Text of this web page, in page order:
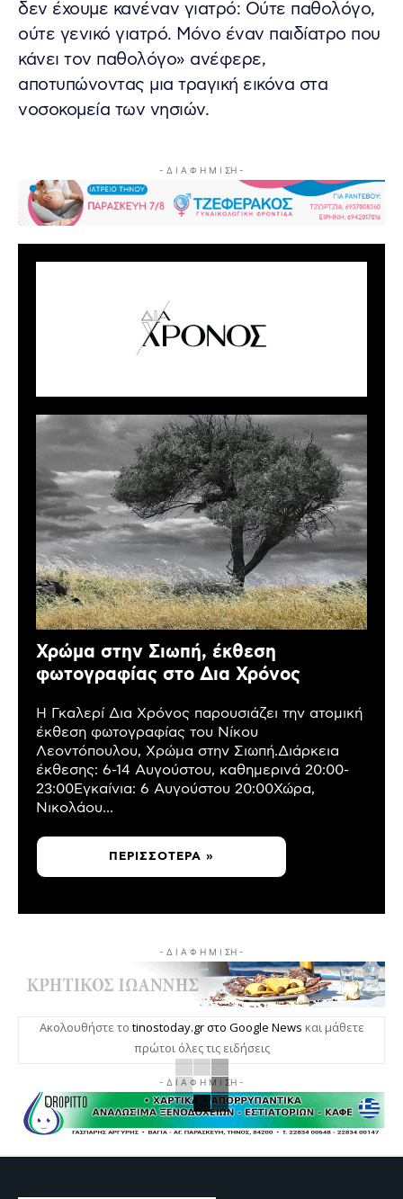
δεν έχουμε κανέναν γιατρό: Ούτε παθολόγο,
ούτε γενικό γιατρό. Μόνο έναν παιδίατρο που
κάνει τον παθολόγο» ανέφερε,
αποτυπώνοντας μια τραγική εικόνα στα
νοσοκομεία των νησιών.
- Δ Ι Α Φ Η Μ Ι ΣΗ -
Χρώμα στην Σιωπή, έκθεση
φωτογραφίας στο Δια Χρόνος
Η Γκαλερί Δια Χρόνος παρουσιάζει την ατομική
έκθεση φωτογραφίας του Νίκου
Λεοντόπουλου, Χρώμα στην Σιωπή.Διάρκεια
έκθεσης: 6-14 Αυγούστου, καθημερινά 20:00-
23:00Εγκαίνια: 6 Αυγούστου 20:00Χώρα,
Νικολάου...
ΠΕΡΙΣΣΌΤΕΡΑ »
- Δ Ι Α Φ Η Μ Ι ΣΗ -
Ακολουθήστε το tinostoday.gr στο Google News και μάθετε
πρώτοι όλες τις ειδήσεις
- Δ Ι Α Φ Η Μ Ι ΣΗ -